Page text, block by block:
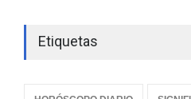
Etiquetas